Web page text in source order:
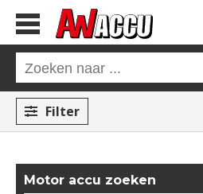
Filter
Motor accu zoeken